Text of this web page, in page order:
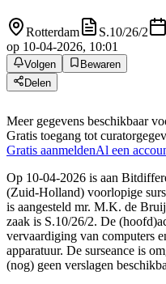
Rotterdam S.10/26/2
op 10-04-2026, 10:01
Volgen
Bewaren
Delen
Meer gegevens beschikbaar
Gratis toegang tot
Gratis aanmeldenAl een
Op 10-04-2026 is aan
(Zuid-Holland) voorlopige
is aangesteld mr. M.K. de
zaak is S.10/26/2. De
vervaardiging van computers
apparatuur. De surseance is
(nog) geen verslagen